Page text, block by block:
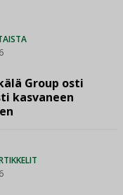
Group osti
kasvaneen